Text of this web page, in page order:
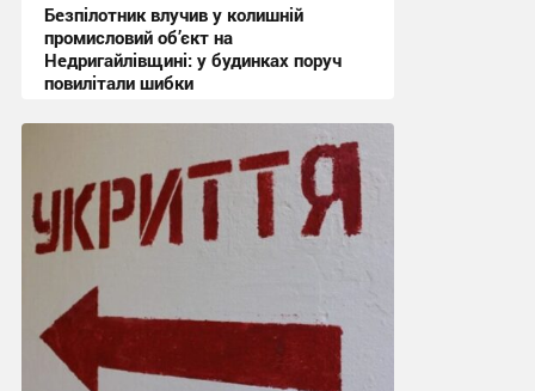
Безпілотник влучив у колишній
промисловий об’єкт на
Недригайлівщині: у будинках поруч
повилітали шибки